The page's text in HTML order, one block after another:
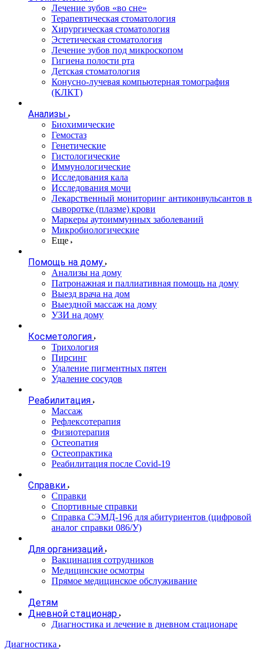
Лечение зубов «во сне»
Терапевтическая стоматология
Хирургическая стоматология
Эстетическая стоматология
Лечение зубов под микроскопом
Гигиена полости рта
Детская стоматология
Конусно-лучевая компьютерная томография
(КЛКТ)
Анализы
Биохимические
Гемостаз
Генетические
Гистологические
Иммунологические
Исследования кала
Исследования мочи
Лекарственный мониторинг антиконвульсантов в
сыворотке (плазме) крови
Маркеры аутоиммунных заболеваний
Микробиологические
Еще
Помощь на дому
Анализы на дому
Патронажная и паллиативная помощь на дому
Выезд врача на дом
Выездной массаж на дому
УЗИ на дому
Косметология
Трихология
Пирсинг
Удаление пигментных пятен
Удаление сосудов
Реабилитация
Массаж
Рефлексотерапия
Физиотерапия
Остеопатия
Остеопрактика
Реабилитация после Covid-19
Справки
Справки
Спортивные справки
Справка СЭМД‑196 для абитуриентов (цифровой
аналог справки 086/У)
Для организаций
Вакцинация сотрудников
Медицинские осмотры
Прямое медицинское обслуживание
Детям
Дневной стационар
Диагностика и лечение в дневном стационаре
Диагностика